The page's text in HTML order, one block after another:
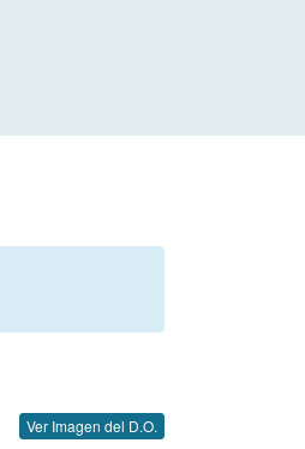
Ver Imagen del D.O.